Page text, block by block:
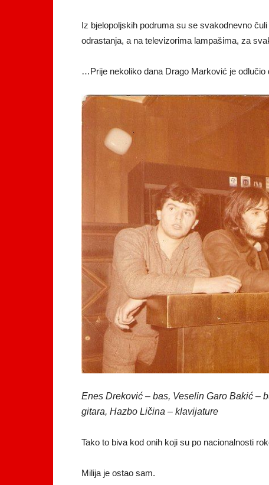
Iz bjelopoljskih podruma su se svakodnevno
odrastanja, a na televizorima lampašima, za
…Prije nekoliko dana Drago Marković je odlučio
Enes Dreković – bas, Veselin Garo Bakić –
gitara, Hazbo Ličina – klavijature
Tako to biva kod onih koji su po nacionalnosti
Milija je ostao sam.